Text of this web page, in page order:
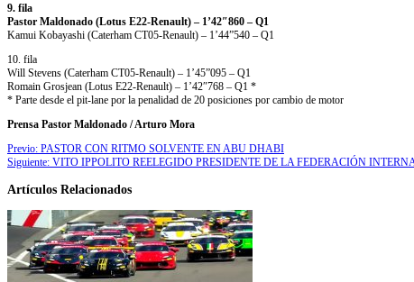
9. fila
Pastor Maldonado (Lotus E22-Renault) – 1’42″860 – Q1
Kamui Kobayashi (Caterham CT05-Renault) – 1’44”540 – Q1
10. fila
Will Stevens (Caterham CT05-Renault) – 1’45”095 – Q1
Romain Grosjean (Lotus E22-Renault) – 1’42″768 – Q1 *
* Parte desde el pit-lane por la penalidad de 20 posiciones por cambio de motor
Prensa Pastor Maldonado / Arturo Mora
Previo: PASTOR CON RITMO SOLVENTE EN ABU DHABI
Siguiente: VITO IPPOLITO REELEGIDO PRESIDENTE DE LA FEDERACIÓN
Artículos Relacionados